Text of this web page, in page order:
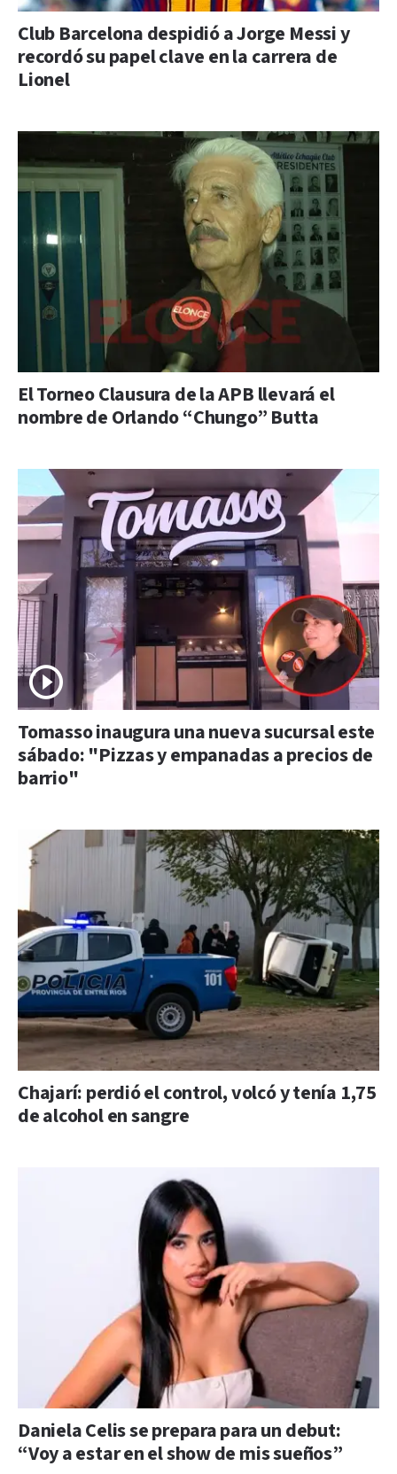
Club Barcelona despidió a Jorge Messi y
recordó su papel clave en la carrera de
Lionel
El Torneo Clausura de la APB llevará el
nombre de Orlando “Chungo” Butta
Tomasso inaugura una nueva sucursal este
sábado: "Pizzas y empanadas a precios de
barrio"
Chajarí: perdió el control, volcó y tenía 1,75
de alcohol en sangre
Daniela Celis se prepara para un debut:
“Voy a estar en el show de mis sueños”